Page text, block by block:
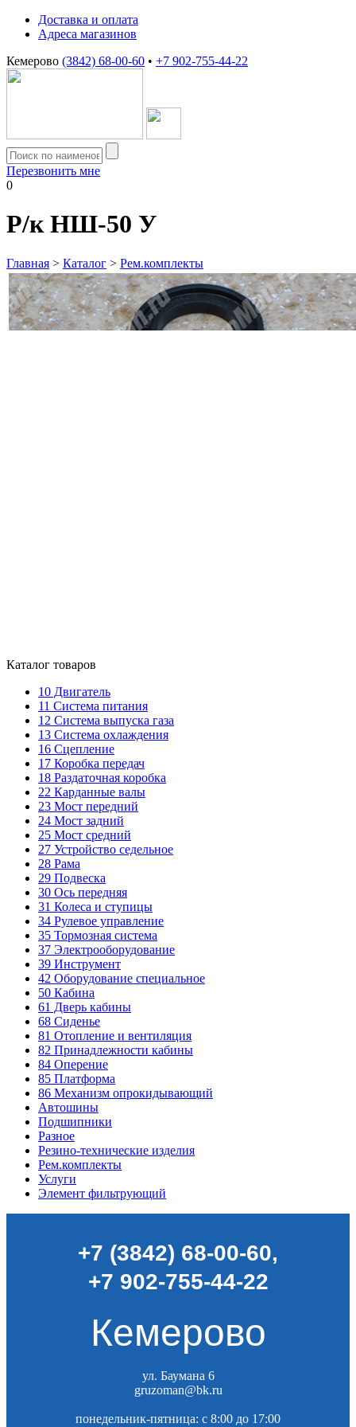
Доставка и оплата
Адреса магазинов
Кемерово (3842) 68-00-60 • +7 902-755-44-22
Перезвонить мне
0
Р/к НШ-50 У
Главная > Каталог > Рем.комплекты
Каталог товаров
10 Двигатель
11 Система питания
12 Система выпуска газа
13 Система охлаждения
16 Сцепление
17 Коробка передач
18 Раздаточная коробка
22 Карданные валы
23 Мост передний
24 Мост задний
25 Мост средний
27 Устройство седельное
28 Рама
29 Подвеска
30 Ось передняя
31 Колеса и ступицы
34 Рулевое управление
35 Тормозная система
37 Электрооборудование
39 Инструмент
42 Оборудование специальное
50 Кабина
61 Дверь кабины
68 Сиденье
81 Отопление и вентиляция
82 Принадлежности кабины
84 Оперение
85 Платформа
86 Механизм опрокидывающий
Автошины
Подшипники
Разное
Резино-технические изделия
Рем.комплекты
Услуги
Элемент фильтрующий
+7 (3842) 68-00-60,
+7 902-755-44-22
Кемерово
ул. Баумана 6
gruzoman@bk.ru
понедельник-пятница: c 8:00 до 17:00